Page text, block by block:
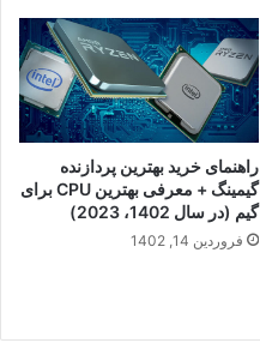
راهنمای خرید بهترین پردازنده
گیمینگ + معرفی بهترین CPU برای
گیم (در سال 1402، 2023)
فروردین 14, 1402